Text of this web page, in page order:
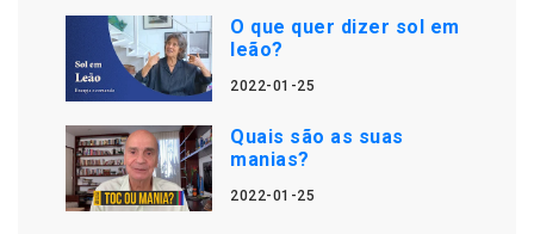
O que quer dizer sol em
leão?
2022-01-25
Quais são as suas
manias?
2022-01-25